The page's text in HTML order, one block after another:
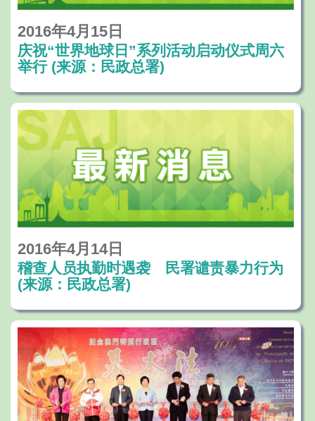
2016年4月15日
庆祝“世界地球日”系列活动启动仪式周六
举行 (来源：民政总署)
2016年4月14日
稽查人员执勤时遇袭 民署谴责暴力行为
(来源：民政总署)